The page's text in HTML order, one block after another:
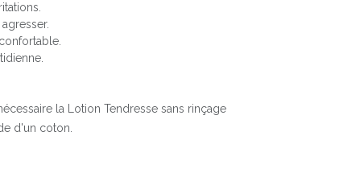
la Lotion Tendresse sans rinçage
d'un coton.